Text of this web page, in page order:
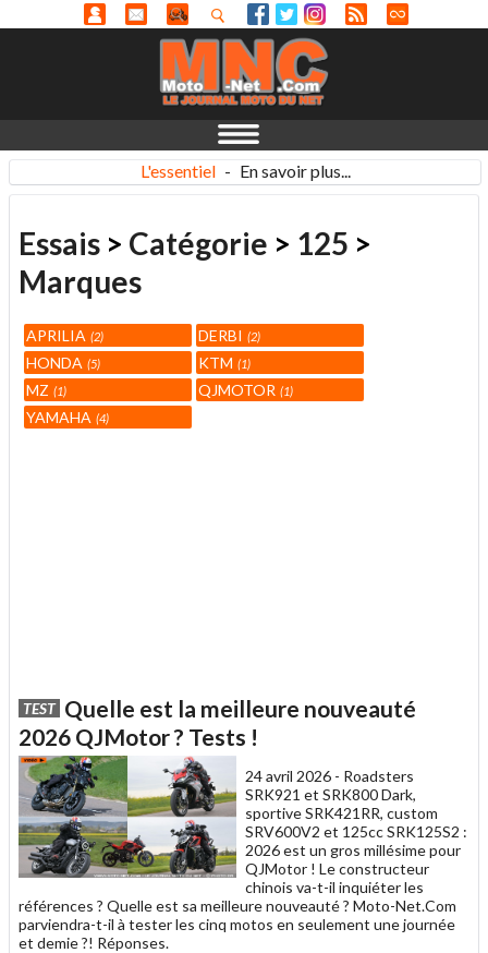
L'essentiel - En savoir plus...
Essais > Catégorie > 125 >
Marques
APRILIA 2 DERBI 2
HONDA 5 KTM 1
MZ 1 QJMOTOR 1
YAMAHA 4
TEST Quelle est la meilleure nouveauté
2026 QJMotor ? Tests !
24 avril 2026 - Roadsters
SRK921 et SRK800 Dark,
sportive SRK421RR, custom
SRV600V2 et 125cc SRK125S2 :
2026 est un gros millésime pour
QJMotor ! Le constructeur
chinois va-t-il inquiéter les
références ? Quelle est sa meilleure nouveauté ? Moto-Net.Com
parviendra-t-il à tester les cinq motos en seulement une journée
et demie ?! Réponses.